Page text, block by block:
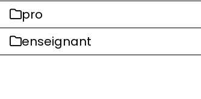
pro
enseignant